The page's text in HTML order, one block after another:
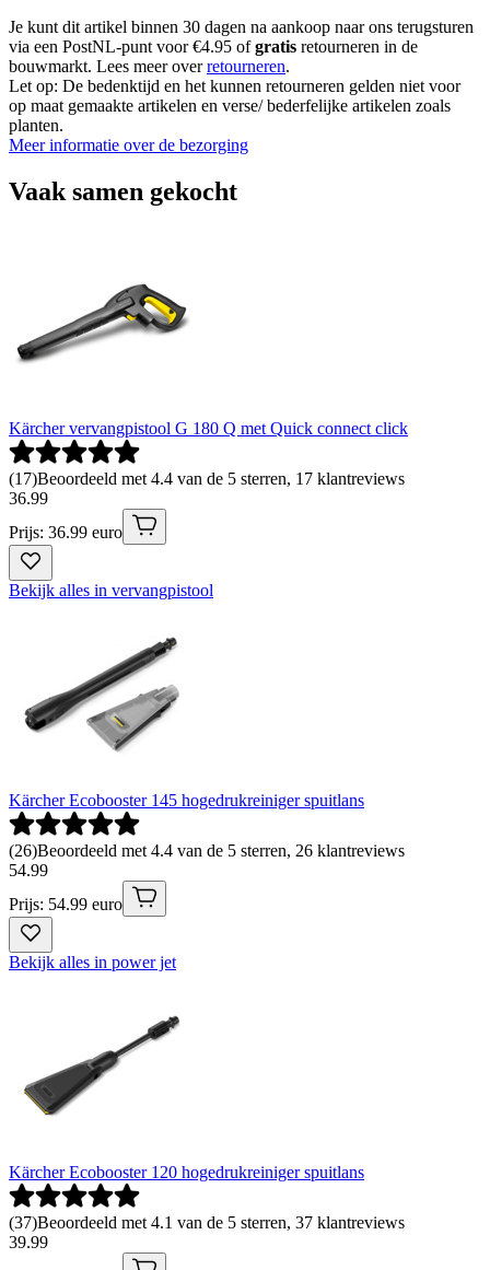
Je kunt dit artikel binnen 30 dagen na aankoop naar ons terugsturen
via een PostNL-punt voor €4.95 ofgratis retourneren in de
bouwmarkt. Lees meer overretourneren.
Let op: De bedenktijd en het kunnen retourneren gelden niet voor
op maat gemaakte artikelen en verse/ bederfelijke artikelen zoals
planten.
Meer informatie over de bezorging
Vaak samen gekocht
Kärcher vervangpistool G 180 Q met Quick connect click
(17)Beoordeeld met 4.4 van de 5 sterren, 17 klantreviews
36.99
Prijs: 36.99 euro
Bekijk alles in vervangpistool
Kärcher Ecobooster 145 hogedrukreiniger spuitlans
(26)Beoordeeld met 4.4 van de 5 sterren, 26 klantreviews
54.99
Prijs: 54.99 euro
Bekijk alles in power jet
Kärcher Ecobooster 120 hogedrukreiniger spuitlans
(37)Beoordeeld met 4.1 van de 5 sterren, 37 klantreviews
39.99